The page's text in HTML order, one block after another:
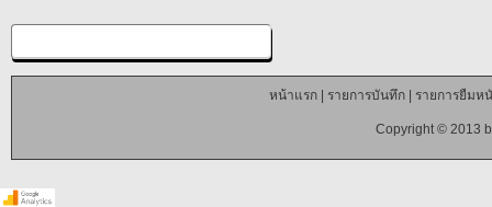
หน้าแรก| รายการบันทึก| รายการยืมห
Copyright © 2013